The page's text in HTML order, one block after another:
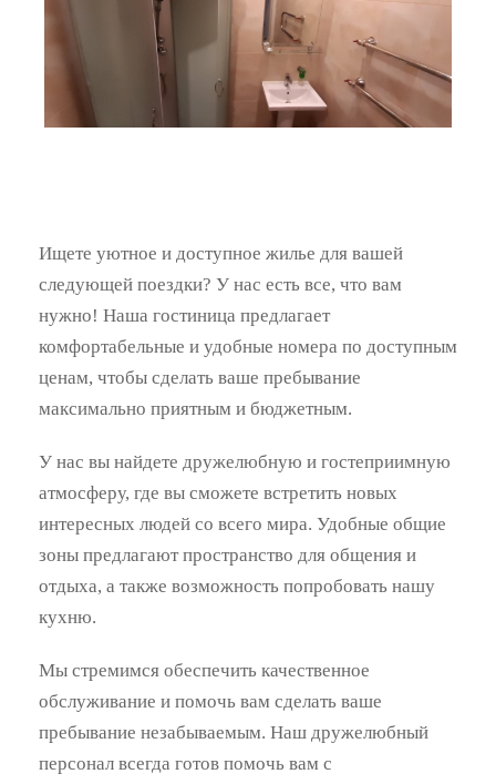
Ищете уютное и доступное жилье для вашей
следующей поездки? У нас есть все, что вам
нужно! Наша гостиница предлагает
комфортабельные и удобные номера по доступным
ценам, чтобы сделать ваше пребывание
максимально приятным и бюджетным.
У нас вы найдете дружелюбную и гостеприимную
атмосферу, где вы сможете встретить новых
интересных людей со всего мира. Удобные общие
зоны предлагают пространство для общения и
отдыха, а также возможность попробовать нашу
кухню.
Мы стремимся обеспечить качественное
обслуживание и помочь вам сделать ваше
пребывание незабываемым. Наш дружелюбный
персонал всегда готов помочь вам с